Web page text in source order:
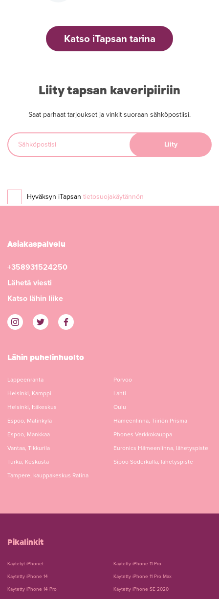
Katso iTapsan tarina
Liity tapsan kaveripiiriin
Saat parhaat tarjoukset ja vinkit suoraan sähköpostiisi.
Hyväksyn iTapsan tietosuojakäytännön
Asiakaspalvelu
+358931524250
Lähetä viesti
Katso lähin liike
Lähin puhelinhuolto
Lappeenranta
Helsinki, Kamppi
Helsinki, Itäkeskus
Espoo, Matinkylä
Espoo, Mankkaa
Vantaa, Tikkurila
Turku, Keskusta
Tampere, kauppakeskus Ratina
Porvoo
Lahti
Oulu
Hämeenlinna, Tiiriön Prisma
Phones Verkkokauppa
Euronics Hämeenlinna, lähetyspiste
Sipoo Söderkulla, lähetyspiste
Pikalinkit
Käytetyt iPhonet
Käytetty iPhone 14
Käytetty iPhone 14 Pro
Käytetty iPhone 11 Pro
Käytetty iPhone 11 Pro Max
Käytetty iPhone SE 2020